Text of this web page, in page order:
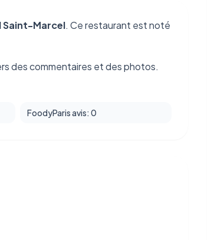
Saint-Marcel. Ce restaurant est noté
des commentaires et des photos.
FoodyParis avis: 0